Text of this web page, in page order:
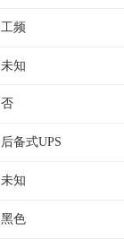
工频
未知
否
后备式UPS
未知
黑色